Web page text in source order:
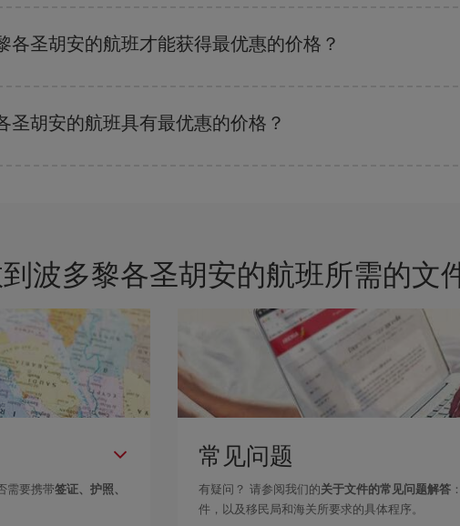
圣胡安的航班才能获得最优惠的价格？
胡安的航班具有最优惠的价格？
波多黎各圣胡安的航班所需的文
需要携带签证、护照、
常见问题
有疑问？ 请参阅我们的关于文件的常见问题解答
件，以及移民局和海关所要求的具体程序。